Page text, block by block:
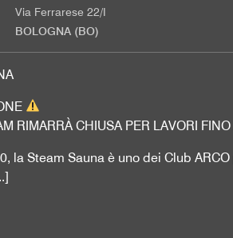
Via Ferrarese 22/I
BOLOGNA (BO)
RIMARRÀ CHIUSA PER LAVORI
la Steam Sauna è uno dei Club